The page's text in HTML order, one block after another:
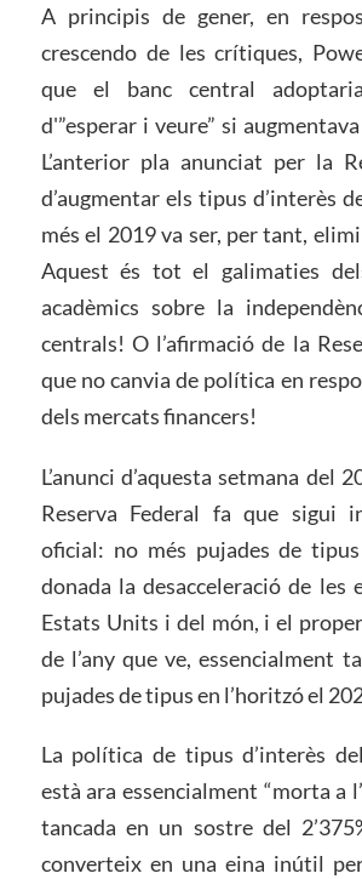
A principis de gener, en
crescendo de les crítiques,
que el banc central
d'”esperar i veure” si
L’anterior pla anunciat per la
d’augmentar els tipus d’interès
més el 2019 va ser, per tant,
Aquest és tot el galimaties
acadèmics sobre la
centrals! O l’afirmació de la
que no canvia de política en
dels mercats financers!
L’anunci d’aquesta setmana del
Reserva Federal fa que sigui
oficial: no més pujades de
donada la desacceleració de les
Estats Units i del món, i el
de l’any que ve, essencialment
pujades de tipus en l’horitzó el
La política de tipus d’interès
està ara essencialment “morta a
tancada en un sostre del
converteix en una eina inútil